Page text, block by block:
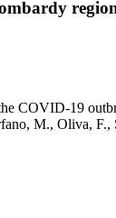
COVID-19
M., Oliva,